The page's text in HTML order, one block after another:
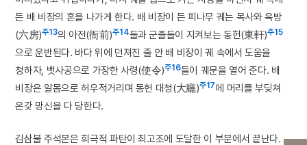
든 배 비장의 혼을 나가게 한다. 배 비장이 든 피나무 궤는 목사와 육방
(六房)주13의 아전(衙前)주14들과 군졸들이 지켜보는 동헌(東軒)주15
으로 운반된다. 바다 위에 던져진 줄 안 배 비장이 궤 속에서 도움을
청하자, 뱃사공으로 가장한 사령(使令)주16들이 궤문을 열어 준다. 배
비장은 알몸으로 허우적거리며 동헌 대청(大廳)주17에 머리를 부딪쳐
온갖 망신을 다 당한다.
김삼불 주석본은 희극적 파탄이 최고조에 도달한 이 부분에서 끝난다.